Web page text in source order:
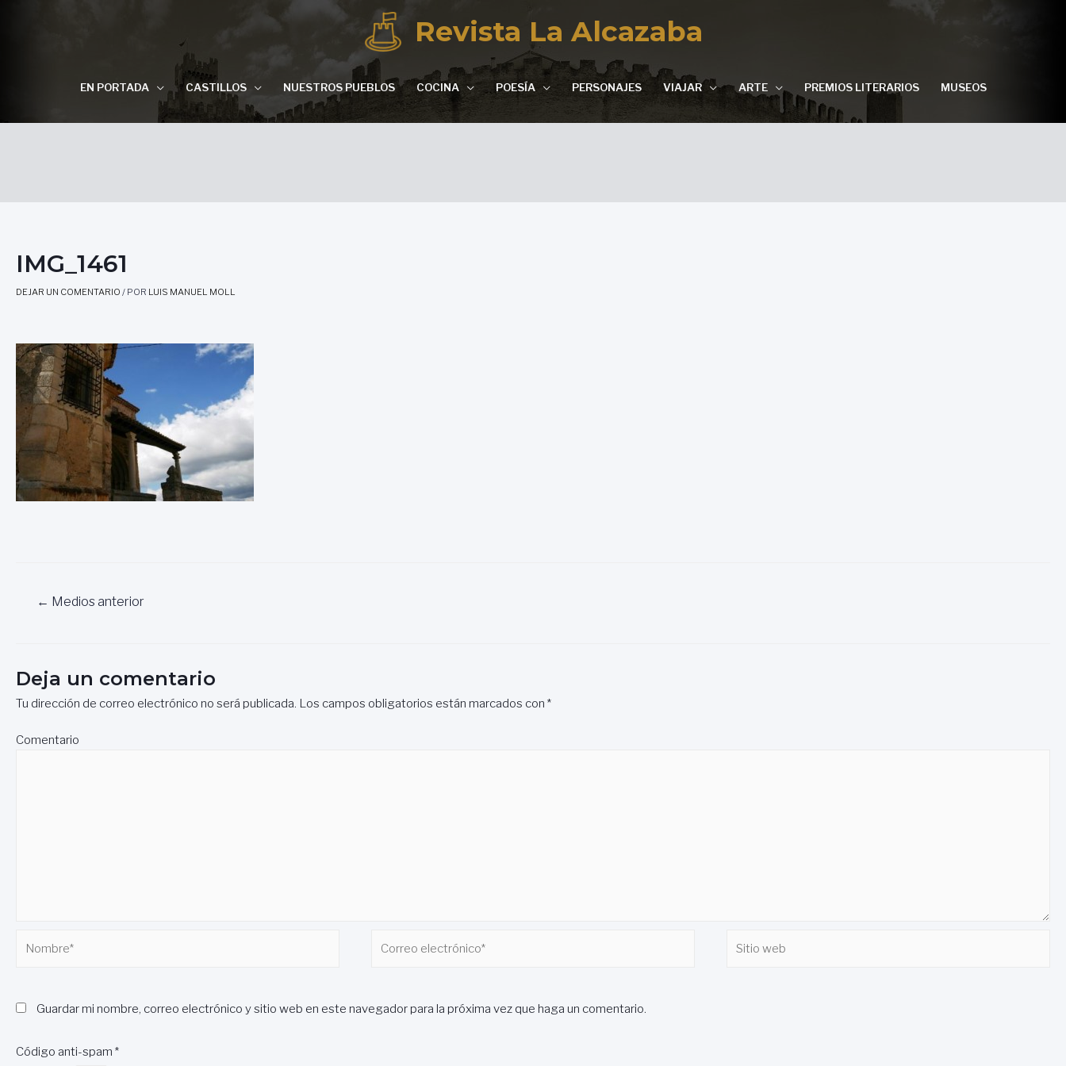
Revista La Alcazaba
EN PORTADA CASTILLOS NUESTROS PUEBLOS COCINA POESÍA PERSONAJES VIAJAR ARTE PREMIOS LITERARIOS MUSEOS
IMG_1461
DEJAR UN COMENTARIO / POR LUIS MANUEL MOLL
Navegación
entradas
← Medios anterior
Deja un comentario
Tu dirección de correo electrónico no será publicada. Los campos obligatorios están marcados con *
Comentario
Guardar mi nombre, correo electrónico y sitio web en este navegador para la próxima vez que haga un comentario.
Código anti-spam *